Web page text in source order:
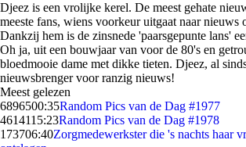
Djeez is een vrolijke kerel. De meest gehate
meeste fans, wiens voorkeur uitgaat naar nieuws
Dankzij hem is de zinsnede 'paarsgepunte lans'
Oh ja, uit een bouwjaar van voor de 80's en
bloedmooie dame met dikke tieten. Djeez, al
nieuwsbrenger voor ranzig nieuws!
Meest gelezen
6896500:35Random Pics van de Dag #1977
4614115:23Random Pics van de Dag #1978
173706:40Zorgmedewerkster die 's nachts haar